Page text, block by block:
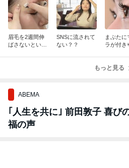
眉毛を2週間伸
ばさないといけ
SNSに流されて
ない？？
まぶたに
ラが付き
もっと見る
ABEMA
｢人生を共に｣ 前田敦子 喜び
福の声